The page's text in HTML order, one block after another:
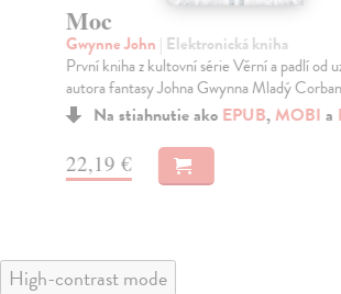
Moc
Gwynne John | Elektronická kniha
První kniha z kultovní série Věrní a padlí od
autora fantasy Johna Gwynna Mladý
Na stiahnutie ako EPUB,MOBI a
22,19 €
High-contrast mode